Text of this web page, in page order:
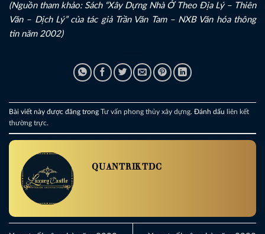
(Nguồn tham khảo: Sách “Xây Dựng Nhà Ở Theo Địa Lý – Thiên
Văn – Dịch Lý” của tác giả Trần Văn Tam – NXB Văn hóa thông
tin năm 2002)
Bài viết này được đăng trong Tư vấn phong thủy xây dựng. Đánh dấu liên kết
thường trực.
QUANTRIKTDC